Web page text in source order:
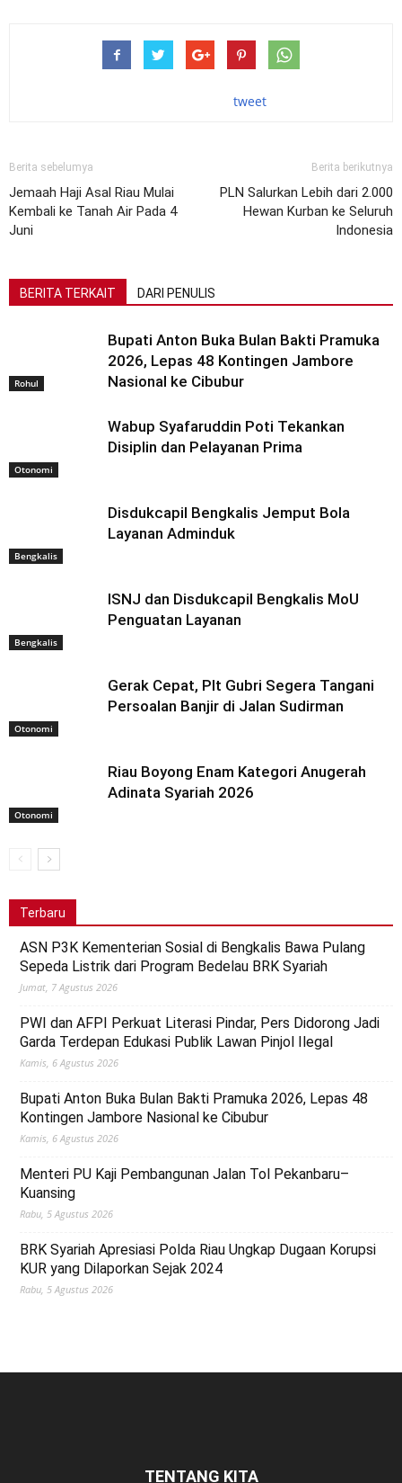
tweet
Berita sebelumya
Jemaah Haji Asal Riau Mulai
Kembali ke Tanah Air Pada 4
Juni
Berita berikutnya
PLN Salurkan Lebih dari 2.000
Hewan Kurban ke Seluruh
Indonesia
BERITA TERKAIT DARI PENULIS
Rohul
Bupati Anton Buka Bulan Bakti Pramuka
2026, Lepas 48 Kontingen Jambore
Nasional ke Cibubur
Otonomi
Wabup Syafaruddin Poti Tekankan
Disiplin dan Pelayanan Prima
Bengkalis
Disdukcapil Bengkalis Jemput Bola
Layanan Adminduk
Bengkalis
ISNJ dan Disdukcapil Bengkalis MoU
Penguatan Layanan
Otonomi
Gerak Cepat, Plt Gubri Segera Tangani
Persoalan Banjir di Jalan Sudirman
Otonomi
Riau Boyong Enam Kategori Anugerah
Adinata Syariah 2026
Terbaru
ASN P3K Kementerian Sosial di Bengkalis Bawa Pulang
Sepeda Listrik dari Program Bedelau BRK Syariah
Jumat, 7 Agustus 2026
PWI dan AFPI Perkuat Literasi Pindar, Pers Didorong Jadi
Garda Terdepan Edukasi Publik Lawan Pinjol Ilegal
Kamis, 6 Agustus 2026
Bupati Anton Buka Bulan Bakti Pramuka 2026, Lepas 48
Kontingen Jambore Nasional ke Cibubur
Kamis, 6 Agustus 2026
Menteri PU Kaji Pembangunan Jalan Tol Pekanbaru–
Kuansing
Rabu, 5 Agustus 2026
BRK Syariah Apresiasi Polda Riau Ungkap Dugaan Korupsi
KUR yang Dilaporkan Sejak 2024
Rabu, 5 Agustus 2026
TENTANG KITA